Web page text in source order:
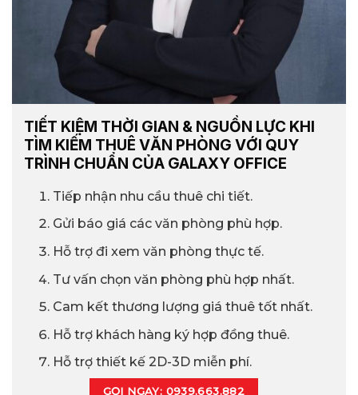
TIẾT KIỆM THỜI GIAN & NGUỒN LỰC KHI
TÌM KIẾM THUÊ VĂN PHÒNG VỚI QUY
TRÌNH CHUẨN CỦA GALAXY OFFICE
Tiếp nhận nhu cầu thuê chi tiết.
Gửi báo giá các văn phòng phù hợp.
Hỗ trợ đi xem văn phòng thực tế.
Tư vấn chọn văn phòng phù hợp nhất.
Cam kết thương lượng giá thuê tốt nhất.
Hỗ trợ khách hàng ký hợp đồng thuê.
Hỗ trợ thiết kế 2D-3D miễn phí.
GỌI NGAY: 0939.663.882